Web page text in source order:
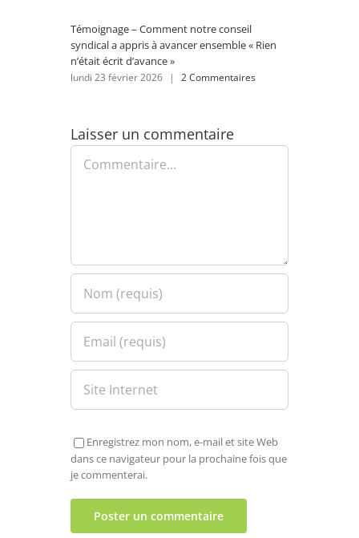
Témoignage – Comment notre conseil
syndical a appris à avancer ensemble « Rien
n’était écrit d’avance »
lundi 23 février 2026 | 2 Commentaires
Laisser un commentaire
Commentaire
Enregistrez mon nom, e-mail et site Web
dans ce navigateur pour la prochaine fois que
je commenterai.